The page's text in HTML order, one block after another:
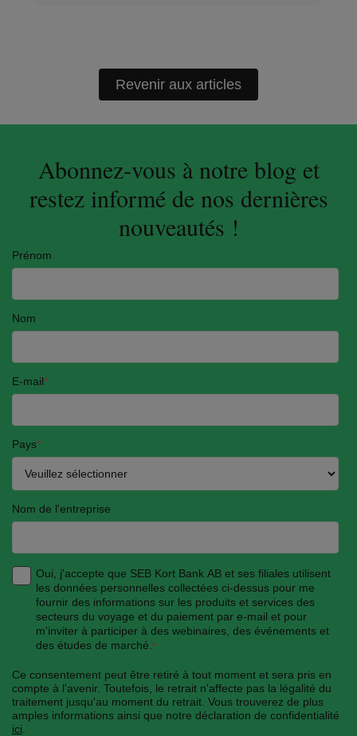
Revenir aux articles
Abonnez-vous à notre blog et
restez informé de nos dernières
nouveautés !
Prénom
Nom
E-mail*
Pays*
Nom de l'entreprise
Oui, j'accepte que SEB Kort Bank AB et ses filiales utilisent
les données personnelles collectées ci-dessus pour me
fournir des informations sur les produits et services des
secteurs du voyage et du paiement par e-mail et pour
m'inviter à participer à des webinaires, des événements et
des études de marché.*
Ce consentement peut être retiré à tout moment et sera pris en
compte à l'avenir. Toutefois, le retrait n'affecte pas la légalité du
traitement jusqu'au moment du retrait. Vous trouverez de plus
amples informations ainsi que notre déclaration de confidentialité
ici